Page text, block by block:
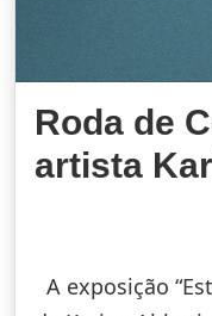
Roda de
artista
A exposição